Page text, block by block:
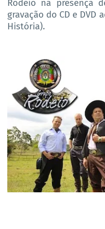
Rodeio na presença
gravação do CD e DVD
História).